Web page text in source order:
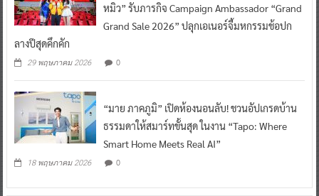
หมิว” รับภารกิจ Campaign Ambassador “Grand
Grand Sale 2026” ปลุกเอเนอร์จี้มหกรรมช้อปก
ลางปีสุดคึกคัก
29 พฤษภาคม 2026 0
“มาย ภาคภูมิ” เปิดห้องนอนลับ! ชวนอัปเกรดบ้าน
ธรรมดาให้สมาร์ทขั้นสุด ในงาน “Tapo: Where
Smart Home Meets Real AI”
18 พฤษภาคม 2026 0